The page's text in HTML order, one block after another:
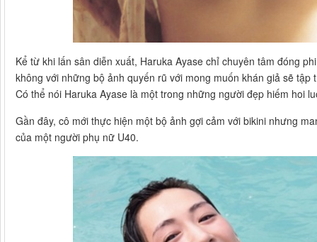
Kể từ khi lấn sân diễn xuất, Haruka Ayase chỉ chuyên tâm đóng
không với những bộ ảnh quyến rũ với mong muốn khán giả sẽ
Có thể nói Haruka Ayase là một trong những người đẹp hiếm hoi
Gần đây, cô mới thực hiện một bộ ảnh gợi cảm với bikini nhưng
của một người phụ nữ U40.